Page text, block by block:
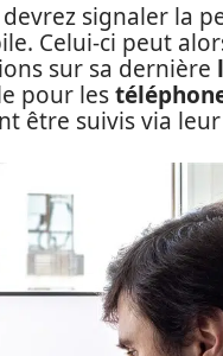
signaler la
Celui-ci peut
sur sa dernière
pour les
être suivis via leur